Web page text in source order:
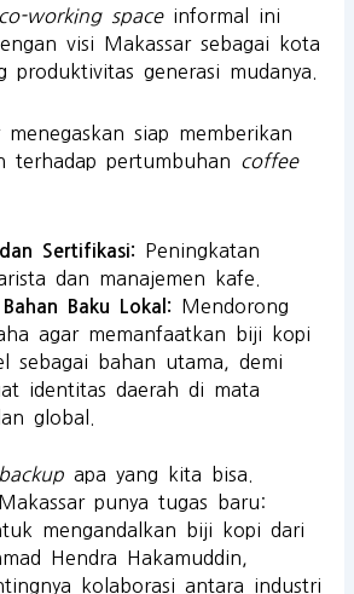
co-working spaceinformal ini
visi Makassar sebagai kota
produktivitas generasi mudanya.
menegaskan siap memberikan
terhadap pertumbuhan coffee
Sertifikasi: Peningkatan
dan manajemen kafe.
Baku Lokal: Mendorong
agar memanfaatkan biji kopi
sebagai bahan utama, demi
identitas daerah di mata
global.
apa yang kita bisa.
punya tugas baru:
mengandalkan biji kopi dari
Hendra Hakamuddin,
kolaborasi antara industri